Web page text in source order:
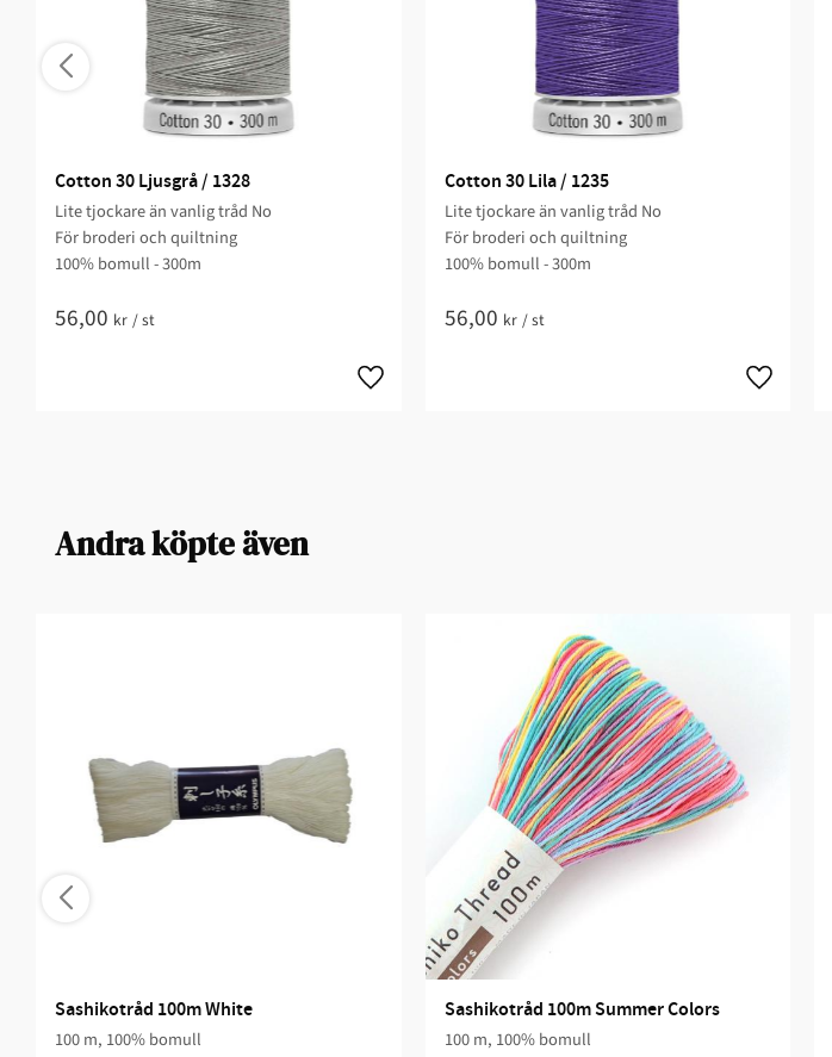
Cotton 30 Ljusgrå / 1328
Lite tjockare än vanlig tråd No
För broderi och quiltning​
100% bomull - 300m
56,00 kr /st
Cotton 30 Lila / 1235
Lite tjockare än vanlig tråd No
För broderi och quiltning​
100% bomull - 300m
56,00 kr /st
Andra köpte även
Sashikotråd 100m White
100 m, 100% bomull
Sashikotråd 100m Summer Colors
100 m, 100% bomull